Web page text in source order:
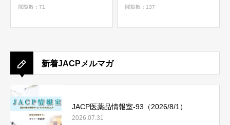
閲覧数：71 閲覧数：137
新着JACPメルマガ
JACP医薬品情報室-93（2026/8/1）
2026.07.31